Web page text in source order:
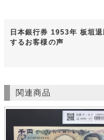
日本銀行券 1953年 板垣
するお客様の声
関連商品